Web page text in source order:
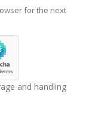
for the next
and handling